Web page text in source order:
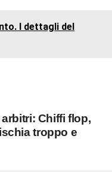
I dettagli del
Chiffi flop,
troppo e